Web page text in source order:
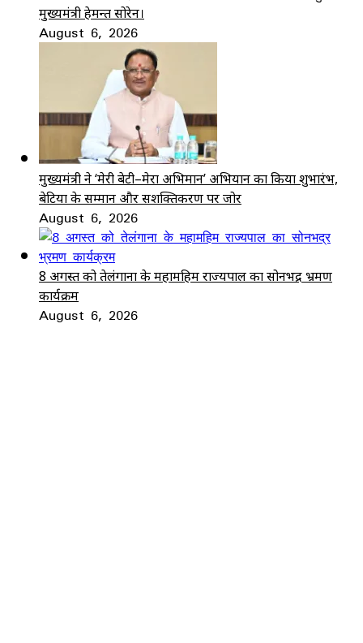
मुख्यमंत्री हेमन्त सोरेन।
August 6, 2026
मुख्यमंत्री ने ‘मेरी बेटी–मेरा अभिमान’ अभियान का किया शुभारंभ,
बेटियों के सम्मान और सशक्तिकरण पर जोर
August 6, 2026
8 अगस्त को तेलंगाना के महामहिम राज्यपाल का सोनभद्र भ्रमण
कार्यक्रम
August 6, 2026